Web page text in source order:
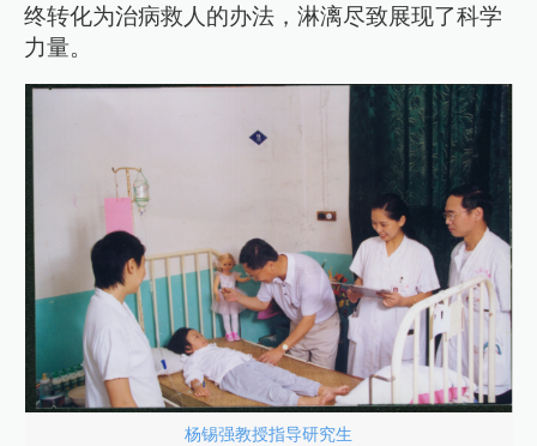
终转化为治病救人的办法，淋漓尽致展现了科学
力量。
杨锡强教授指导研究生